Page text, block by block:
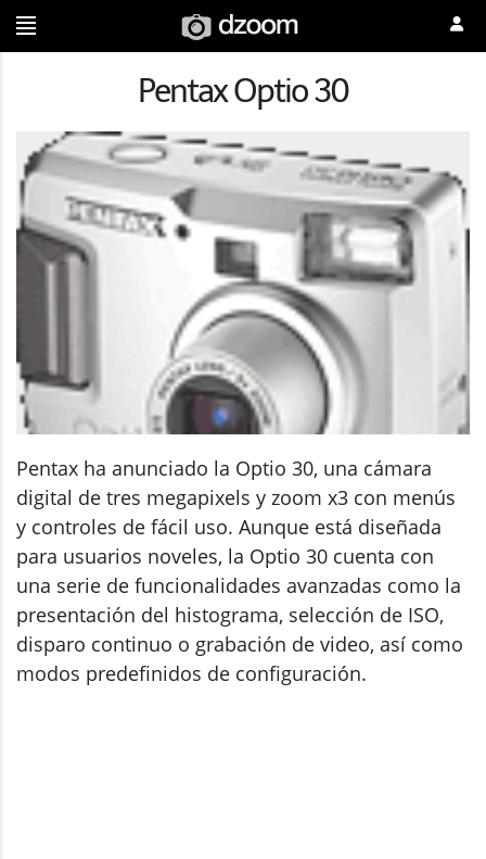
Pentax Optio 30
Pentax ha anunciado la Optio 30, una cámara
digital de tres megapixels y zoom x3 con menús
y controles de fácil uso. Aunque está diseñada
para usuarios noveles, la Optio 30 cuenta con
una serie de funcionalidades avanzadas como la
presentación del histograma, selección de ISO,
disparo continuo o grabación de video, así como
modos predefinidos de configuración.